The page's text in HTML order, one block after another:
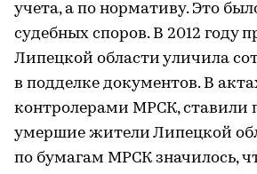
учета, а по нормативу. Это
судебных споров. В 2012 году
Липецкой области уличила
в подделке документов. В
контролерами МРСК, ставили
умершие жители Липецкой
по бумагам МРСК значилось,